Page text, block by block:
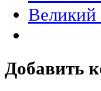
Великий
Добавить